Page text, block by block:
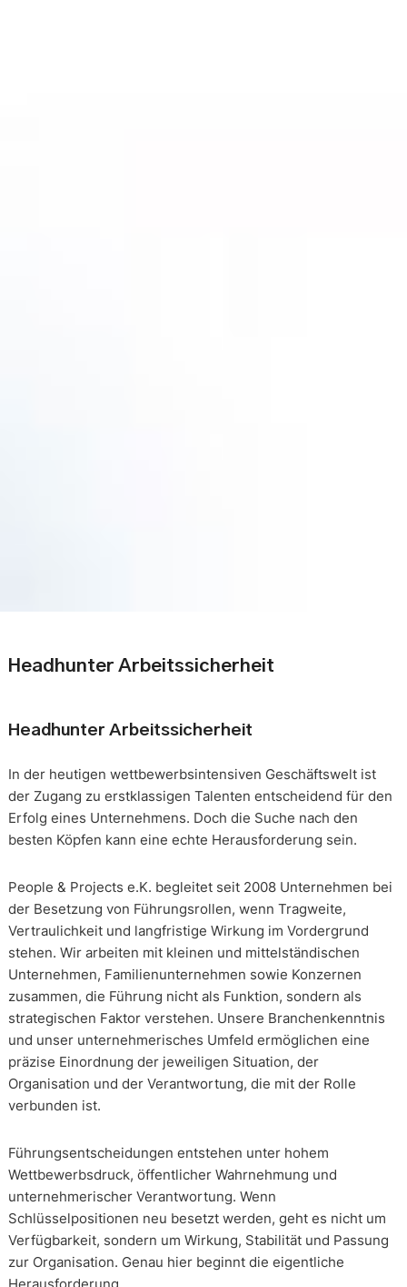
Headhunter Arbeitssicherheit
Headhunter Arbeitssicherheit
In der heutigen wettbewerbsintensiven Geschäftswelt ist
der Zugang zu erstklassigen Talenten entscheidend für den
Erfolg eines Unternehmens. Doch die Suche nach den
besten Köpfen kann eine echte Herausforderung sein.
People & Projects e.K. begleitet seit 2008 Unternehmen bei
der Besetzung von Führungsrollen, wenn Tragweite,
Vertraulichkeit und langfristige Wirkung im Vordergrund
stehen. Wir arbeiten mit kleinen und mittelständischen
Unternehmen, Familienunternehmen sowie Konzernen
zusammen, die Führung nicht als Funktion, sondern als
strategischen Faktor verstehen. Unsere Branchenkenntnis
und unser unternehmerisches Umfeld ermöglichen eine
präzise Einordnung der jeweiligen Situation, der
Organisation und der Verantwortung, die mit der Rolle
verbunden ist.
Führungsentscheidungen entstehen unter hohem
Wettbewerbsdruck, öffentlicher Wahrnehmung und
unternehmerischer Verantwortung. Wenn
Schlüsselpositionen neu besetzt werden, geht es nicht um
Verfügbarkeit, sondern um Wirkung, Stabilität und Passung
zur Organisation. Genau hier beginnt die eigentliche